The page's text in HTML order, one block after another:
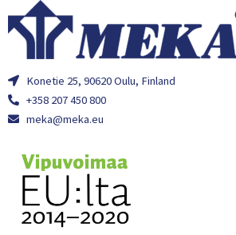
Konetie 25, 90620 Oulu, Finland
+358 207 450 800
meka@meka.eu